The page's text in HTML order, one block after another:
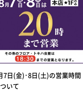
7日(金)･8日(土)の営業時間
いて